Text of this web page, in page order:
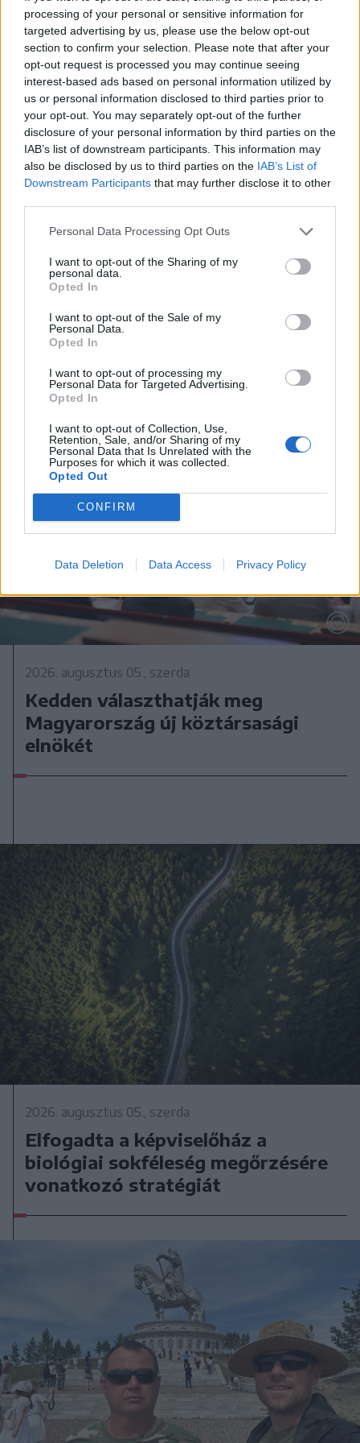
processing of your personal or sensitive information for
targeted advertising by us, please use the below opt-out
section to confirm your selection. Please note that after your
opt-out request is processed you may continue seeing
interest-based ads based on personal information utilized by
us or personal information disclosed to third parties prior to
your opt-out. You may separately opt-out of the further
disclosure of your personal information by third parties on the
IAB’s list of downstream participants. This information may
also be disclosed by us to third parties on the IAB’s List of
Downstream Participants that may further disclose it to other
Personal Data Processing Opt Outs
I want to opt-out of the Sharing of my
personal data.
Opted In
I want to opt-out of the Sale of my
Personal Data.
Opted In
I want to opt-out of processing my
Personal Data for Targeted Advertising.
Opted In
I want to opt-out of Collection, Use,
Retention, Sale, and/or Sharing of my
Personal Data that Is Unrelated with the
Purposes for which it was collected.
Opted Out
CONFIRM
Data Deletion Data Access Privacy Policy
2026. augusztus 05., szerda
a székelyudvarhelyi szociális
tömbházakban
2026. augusztus 05., szerda
Kedden választhatják meg
Magyarország új köztársasági
elnökét
2026. augusztus 05., szerda
Elfogadta a képviselőház a
biológiai sokféleség megőrzésére
vonatkozó stratégiát